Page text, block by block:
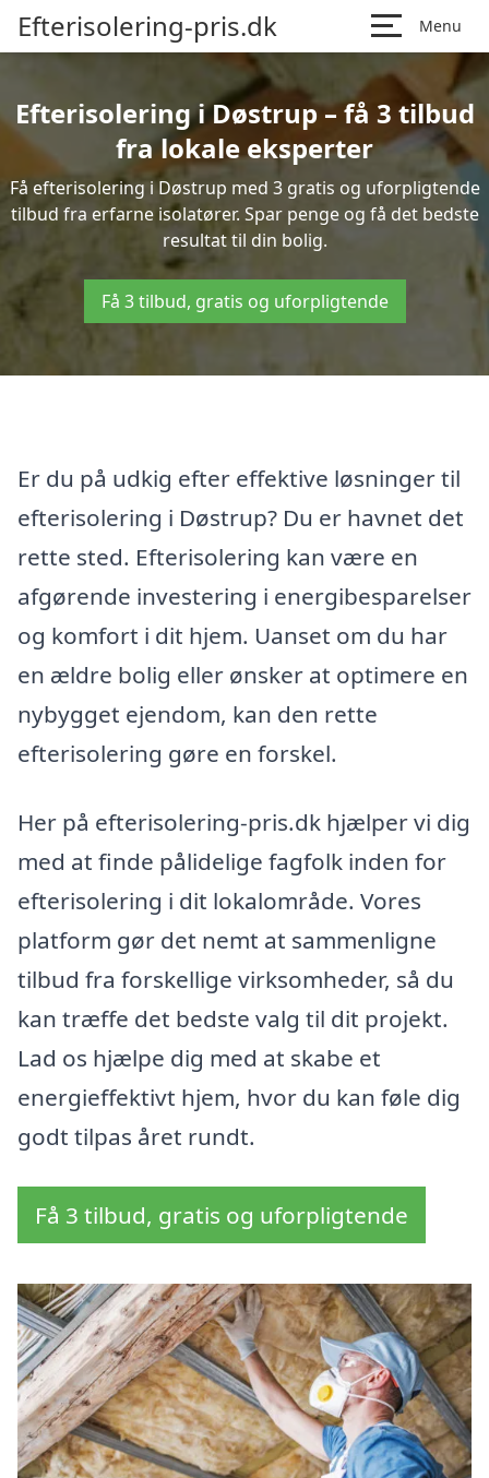
Efterisolering-pris.dk Menu
Efterisolering i Døstrup – få 3 tilbud
fra lokale eksperter
Få efterisolering i Døstrup med 3 gratis og uforpligtende
tilbud fra erfarne isolatører. Spar penge og få det bedste
resultat til din bolig.
Få 3 tilbud, gratis og uforpligtende
Er du på udkig efter effektive løsninger til
efterisolering i Døstrup? Du er havnet det
rette sted. Efterisolering kan være en
afgørende investering i energibesparelser
og komfort i dit hjem. Uanset om du har
en ældre bolig eller ønsker at optimere en
nybygget ejendom, kan den rette
efterisolering gøre en forskel.
Her på efterisolering-pris.dk hjælper vi dig
med at finde pålidelige fagfolk inden for
efterisolering i dit lokalområde. Vores
platform gør det nemt at sammenligne
tilbud fra forskellige virksomheder, så du
kan træffe det bedste valg til dit projekt.
Lad os hjælpe dig med at skabe et
energieffektivt hjem, hvor du kan føle dig
godt tilpas året rundt.
Få 3 tilbud, gratis og uforpligtende